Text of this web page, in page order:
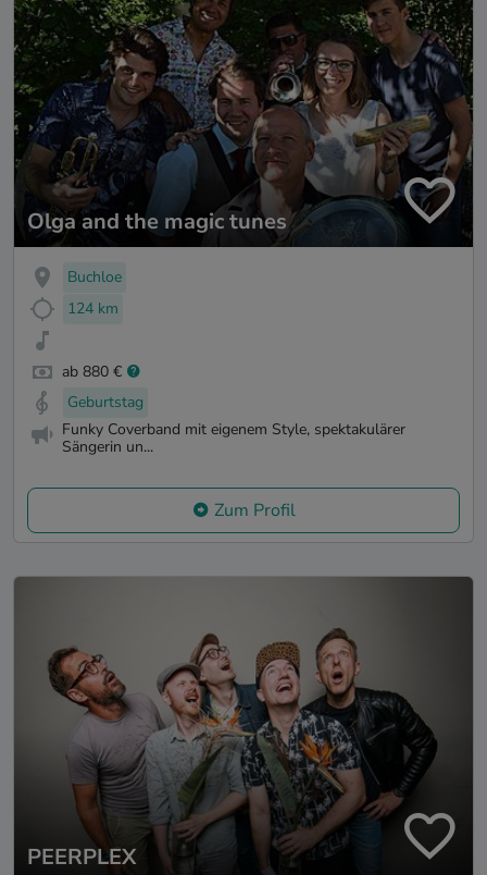
Olga and the magic tunes
Buchloe
124 km
ab 880 €
Geburtstag
Funky Coverband mit eigenem Style, spektakulärer
Sängerin un...
Zum Profil
PEERPLEX